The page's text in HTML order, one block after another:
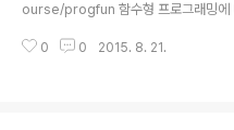
ourse/progfun 함수형 프로그래밍에
어를 사용하여 깨끗한 함수형 코드를 작
0 0 2015. 8. 21.